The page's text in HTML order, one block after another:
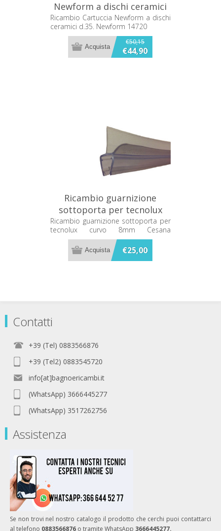
Newform a dischi ceramici
d.35. Newform 14720
Ricambio Cartuccia Newform a dischi
ceramici d.35. Newform 14720
€50,15
€44,90
Ricambio guarnizione
sottoporta per tecnolux
curvo 8mm Cesana
62090044786
Ricambio guarnizione sottoporta per
tecnolux curvo 8mm Cesana
62090044786
€25,00
Contatti
+39 (Tel) 0883566876
+39 (Tel2) 0883545720
info[at]bagnoericambi.it
(WhatsApp) 3666445277
(WhatsApp) 3517262756
Assistenza
Se non trovi nel nostro catalogo il prodotto che cerchi puoi contattarci
al telefono 0883566876 o tramite WhatsApp 3666445277.